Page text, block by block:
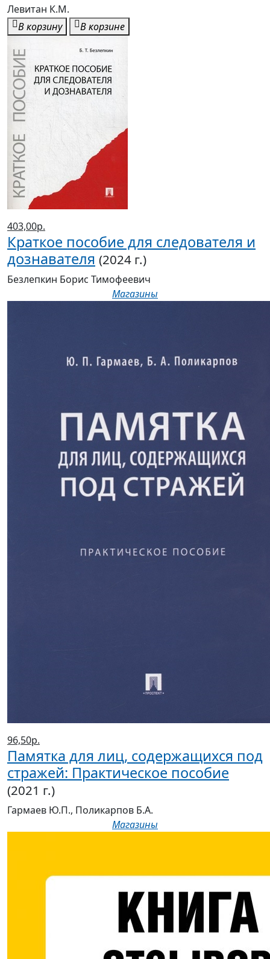
Левитан К.М.
В корзину
В корзине
403,00р.
Краткое пособие для следователя и
дознавателя (2024 г.)
Безлепкин Борис Тимофеевич
Магазины
96,50р.
Памятка для лиц, содержащихся под
стражей: Практическое пособие
(2021 г.)
Гармаев Ю.П., Поликарпов Б.А.
Магазины